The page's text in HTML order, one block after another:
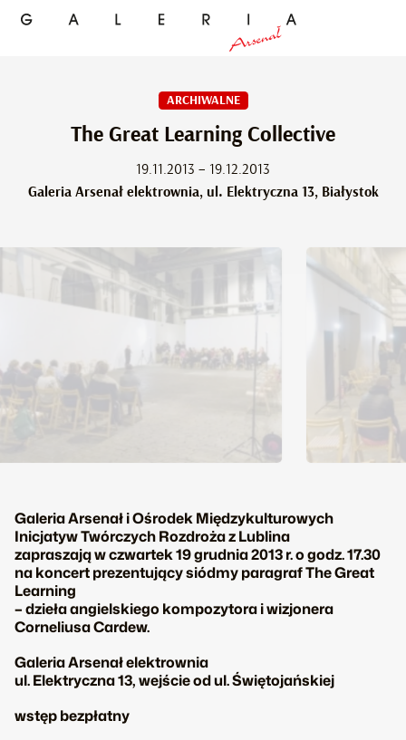
ARCHIWALNE
The Great Learning Collective
19.11.2013 – 19.12.2013
Galeria Arsenał elektrownia, ul. Elektryczna 13, Białystok
Galeria Arsenał i Ośrodek Międzykulturowych
Inicjatyw Twórczych Rozdroża z Lublina
zapraszają w czwartek 19 grudnia 2013 r. o godz. 17.30
na koncert prezentujący siódmy paragraf The Great
Learning
– dzieła angielskiego kompozytora i wizjonera
Corneliusa Cardew.
Galeria Arsenał elektrownia
ul. Elektryczna 13, wejście od ul. Świętojańskiej
wstęp bezpłatny